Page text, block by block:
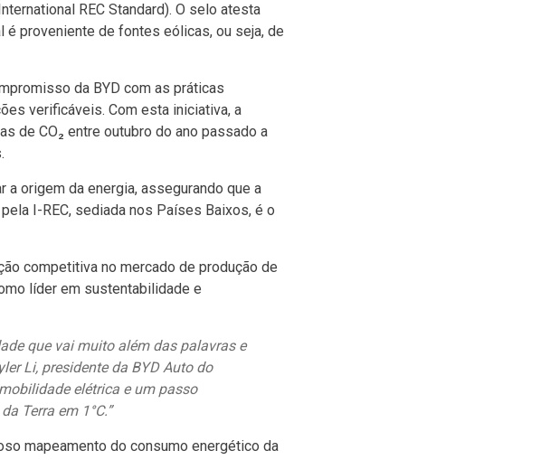
International REC Standard). O selo atesta
é proveniente de fontes eólicas, ou seja, de
da BYD com as práticas
verificáveis. Com esta iniciativa, a
de CO₂ entre outubro do ano passado a
origem da energia, assegurando que a
I-REC, sediada nos Países Baixos, é o
competitiva no mercado de produção de
líder em sustentabilidade e
que vai muito além das palavras e
Li, presidente da BYD Auto do
elétrica e um passo
Terra em 1°C.”
mapeamento do consumo energético da